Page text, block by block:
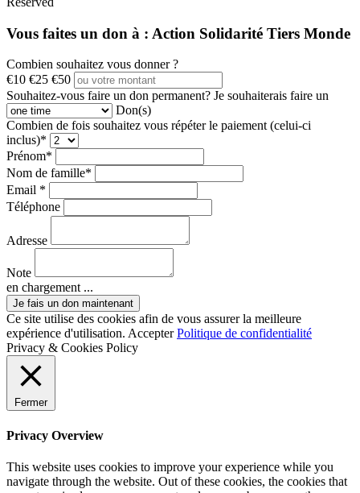
Vous faites un don à : Action Solidarité Tiers Monde
Combien souhaitez vous donner ?
€10 €25 €50
Souhaitez-vous faire un don permanent? Je souhaiterais faire un
Don(s)
Combien de fois souhaitez vous répéter le paiement (celui-ci
inclus)*
Prénom*
Nom de famille*
Email *
Téléphone
Adresse
Note
en chargement ...
Ce site utilise des cookies afin de vous assurer la meilleure
expérience d'utilisation. Accepter Politique de confidentialité
Privacy & Cookies Policy
Fermer
Privacy Overview
This website uses cookies to improve your experience while you
navigate through the website. Out of these cookies, the cookies that